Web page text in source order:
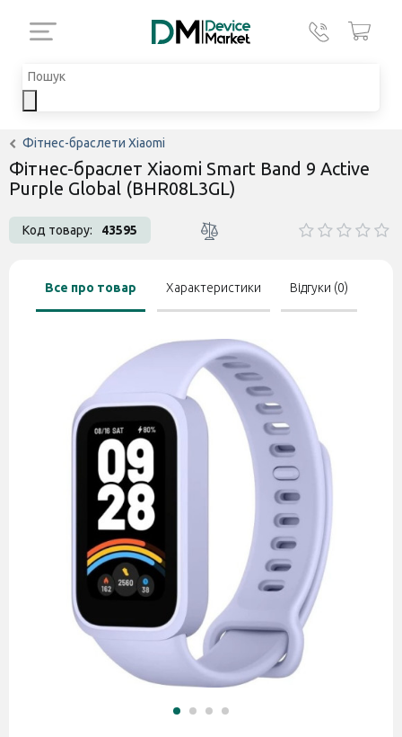
Фітнес-браслети Xiaomi
Фітнес-браслет Xiaomi Smart Band 9 Active
Purple Global (BHR08L3GL)
Код товару: 43595
Все про товар Характеристики Відгуки (0)